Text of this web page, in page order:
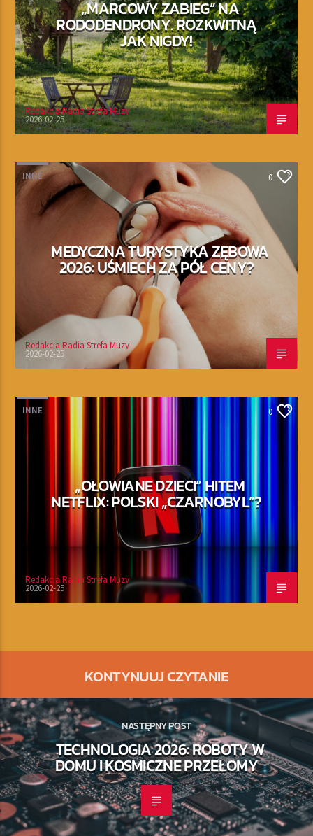
„MARCOWY ZABIEG” NA
RODODENDRONY. ROZKWITNĄ
JAK NIGDY!
Redakcja Radia Strefa Muzy
2026-02-25
INNE 0
MEDYCZNA TURYSTYKA ZĘBOWA
2026: UŚMIECH ZA PÓŁ CENY?
Redakcja Radia Strefa Muzy
2026-02-25
INNE 0
„OŁOWIANE DZIECI” HITEM
NETFLIX: POLSKI „CZARNOBYL”?
Redakcja Radia Strefa Muzy
2026-02-25
KONTYNUUJ CZYTANIE
NASTĘPNY POST
TECHNOLOGIA 2026: ROBOTY W
DOMU I KOSMICZNE PRZEŁOMY